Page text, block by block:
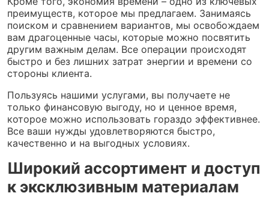
преимуществ, которое мы предлагаем. Занимаясь
поиском и сравнением вариантов, мы освобождаем
вам драгоценные часы, которые можно посвятить
другим важным делам. Все операции происходят
быстро и без лишних затрат энергии и времени со
стороны клиента.
Пользуясь нашими услугами, вы получаете не
только финансовую выгоду, но и ценное время,
которое можно использовать гораздо эффективнее.
Все ваши нужды удовлетворяются быстро,
качественно и на выгодных условиях.
Широкий ассортимент и доступ
к эксклюзивным материалам